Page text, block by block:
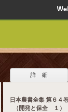
詳 細
日本農書全集 第６４
（開発と保全 １）